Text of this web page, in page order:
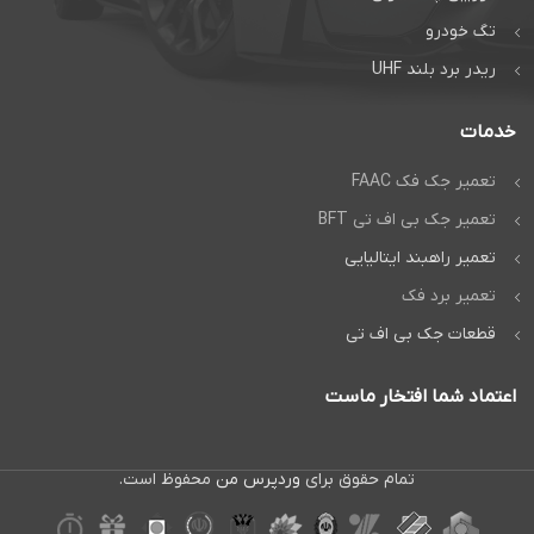
تگ خودرو
ریدر برد بلند UHF
خدمات
تعمیر جک فک FAAC
تعمیر جک بی اف تی BFT
تعمیر راهبند ایتالیایی
تعمیر برد فک
قطعات جک بی اف تی
اعتماد شما افتخار ماست
تمام حقوق برای وردپرس من محفوظ است.